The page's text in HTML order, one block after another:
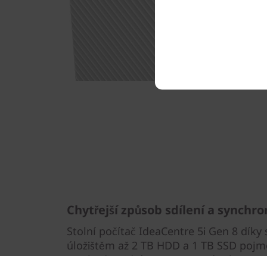
Chytřejší způsob sdílení a
Stolní počítač IdeaCentre 5i Gen 8
úložištěm až 2 TB HDD a 1 TB SSD